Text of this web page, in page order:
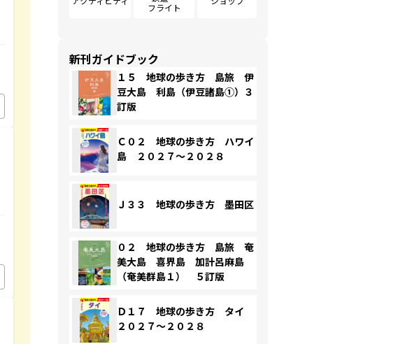
フライト
新刊ガイドブック
１５ 地球の歩き方 島旅 伊
豆大島 利島（伊豆諸島①）３
訂版
Ｃ０２ 地球の歩き方 ハワイ
島 ２０２７～２０２８
Ｊ３３ 地球の歩き方 墨田区
０２ 地球の歩き方 島旅 奄
美大島 喜界島 加計呂麻島
（奄美群島１） ５訂版
Ｄ１７ 地球の歩き方 タイ
２０２７～２０２８